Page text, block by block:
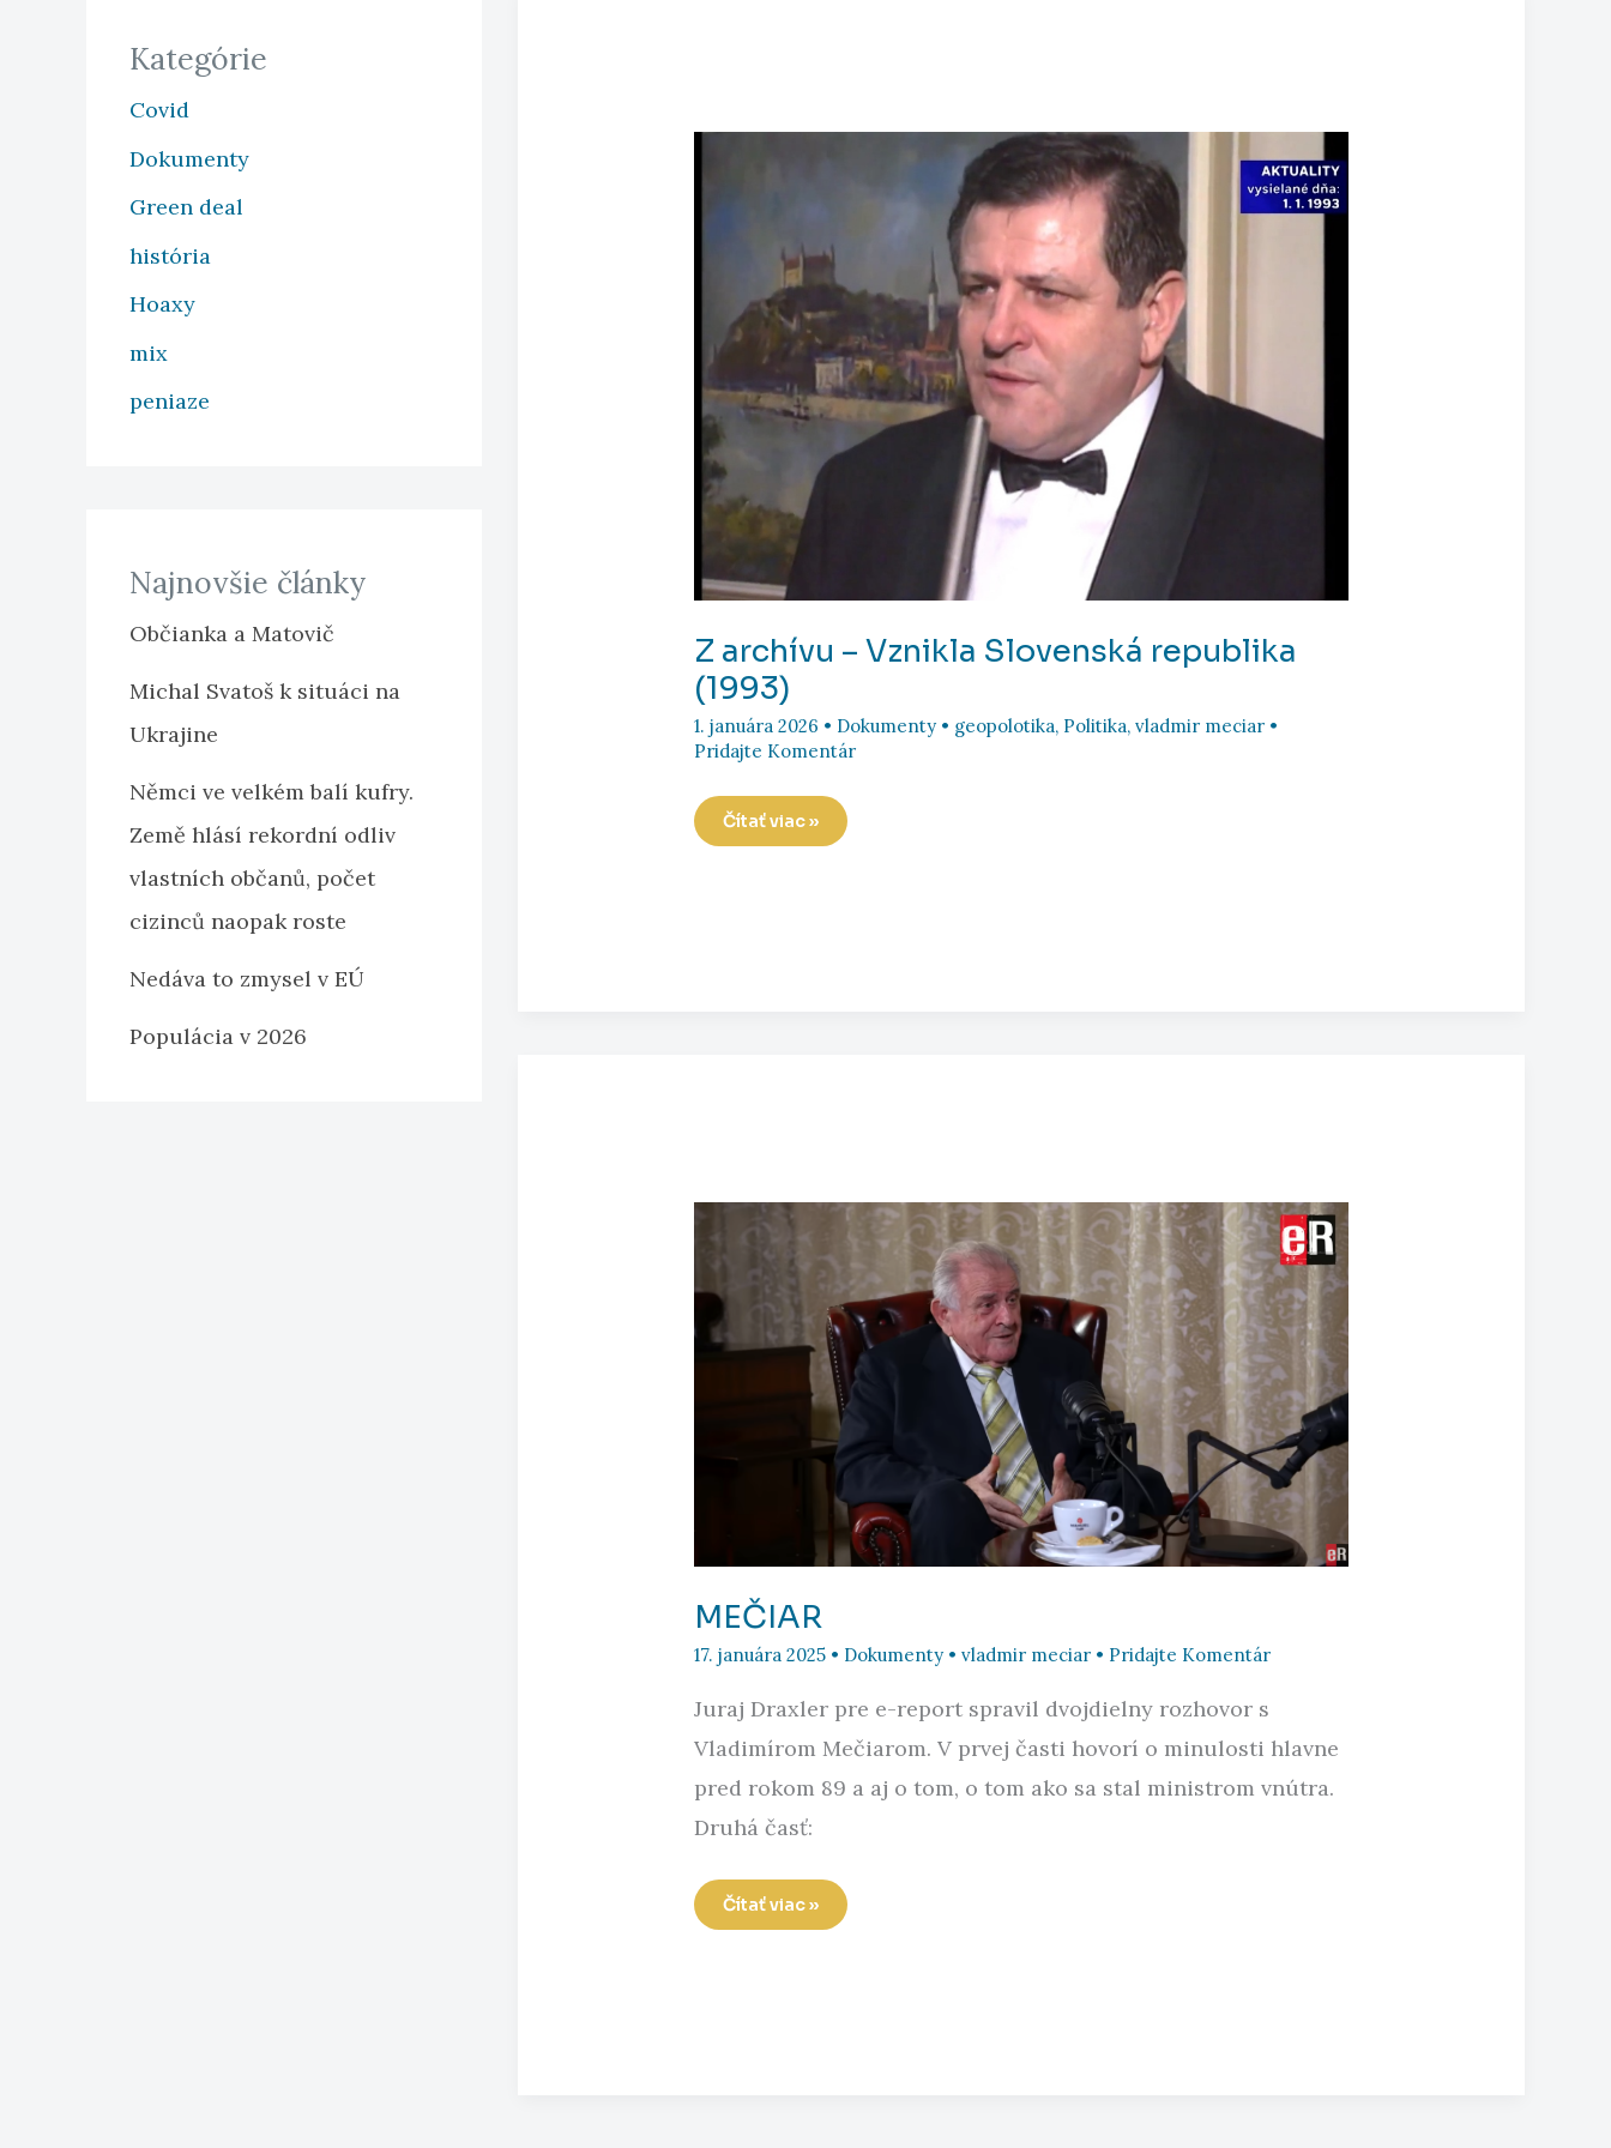
Kategórie
Covid
Dokumenty
Green deal
história
Hoaxy
mix
peniaze
Najnovšie články
Občianka a Matovič
Michal Svatoš k situáci na
Ukrajine
Němci ve velkém balí kufry.
Země hlásí rekordní odliv
vlastních občanů, počet
cizinců naopak roste
Nedáva to zmysel v EÚ
Populácia v 2026
Z archívu – Vznikla Slovenská republika
(1993)
1. januára 2026 • Dokumenty • geopolotika, Politika,vladmir meciar •
Pridajte Komentár
Z
–
Čítať viac »
MEČIAR
17. januára 2025 • Dokumenty •vladmir meciar • Pridajte Komentár
Juraj Draxler pre e-report spravil dvojdielny rozhovor s
Vladimírom Mečiarom. V prvej časti hovorí o minulosti hlavne
pred rokom 89 a aj o tom, o tom ako sa stal ministrom vnútra.
Druhá časť:
MEČIAR
Čítať viac »